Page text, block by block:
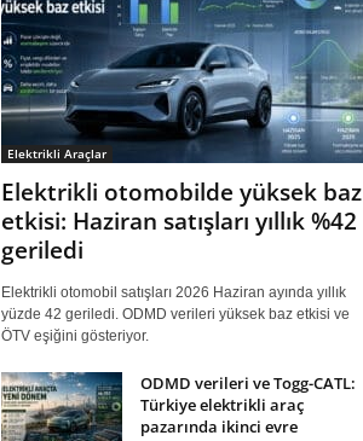
Elektrikli Araçlar
Elektrikli otomobilde yüksek baz
etkisi: Haziran satışları yıllık %42
geriledi
Elektrikli otomobil satışları 2026 Haziran ayında yıllık
yüzde 42 geriledi. ODMD verileri yüksek baz etkisi ve
ÖTV eşiğini gösteriyor.
ODMD verileri ve Togg-CATL:
Türkiye elektrikli araç
pazarında ikinci evre